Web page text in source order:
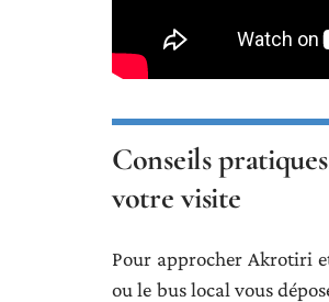
Conseils
votre visite
Pour approcher Akrotiri
ou le bus local vous